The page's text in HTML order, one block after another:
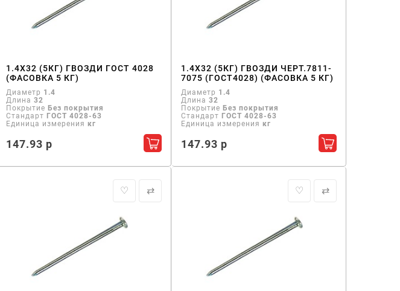
в корзину
1.4Х32 (5КГ) ГВОЗДИ ГОСТ 4028
(ФАСОВКА 5 КГ)
Диаметр 1.4
Длина 32
Покрытие Без покрытия
Стандарт ГОСТ 4028-63
Единица измерения кг
147.93 р Добавить в корзину
1.4Х32 (5КГ) ГВОЗДИ ЧЕРТ.7811-
7075 (ГОСТ4028) (ФАСОВКА 5 КГ)
Диаметр 1.4
Длина 32
Покрытие Без покрытия
Стандарт ГОСТ 4028-63
Единица измерения кг
147.93 р Добавить в
♡ ⇄ ♡ ⇄